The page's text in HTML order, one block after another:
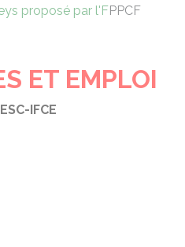
proposé par l'FPPCF
ET EMPLOI
IFCE